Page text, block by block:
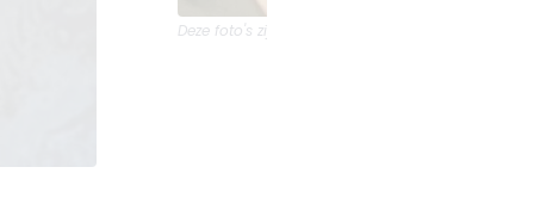
Deze foto's zijn van